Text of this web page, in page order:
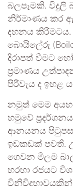
බලපෑමකි. විදුලි
නිර්මාණය කර
දහනය කිරීමටය.
බොයිලේරු
දිරාපත් වීමට
ප්‍රමාණය
පිරිවැය ද ඉහළ
නමුත් මෙම
හමුවේ
ආනයනය පිටුපස
ඉඩකඩක් පවතී.
ගෙවන මිලම
හරහා රජයට
විනිවිදභාවයකින්